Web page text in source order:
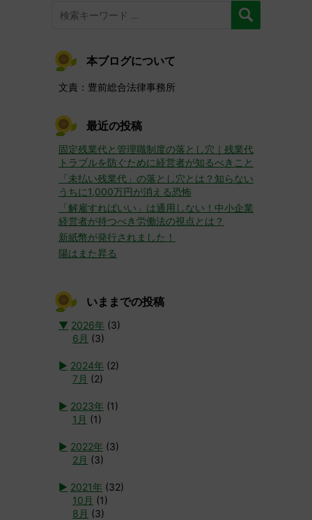
本ブログについて
文責：豊前総合法律事務所
最近の投稿
固定残業代と管理職制度の落とし穴｜残業代
トラブルを防ぐために経営者が知るべきこと
「未払い残業代」の落とし穴とは？知らない
うちに1,000万円が消える恐怖
「解雇すればいい」は通用しない！中小企業
経営者が持つべき労働法の視点とは？
新紙幣が発行されました！
陽はまた昇る
いままでの投稿
▼ 2026年 (3)
6月 (3)
► 2024年 (2)
7月 (2)
► 2023年 (1)
1月 (1)
► 2022年 (3)
2月 (3)
► 2021年 (32)
10月 (1)
8月 (3)